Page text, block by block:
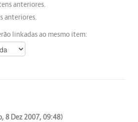
anteriores.
anteriores.
linkadas ao mesmo item:
8 Dez 2007, 09:48)